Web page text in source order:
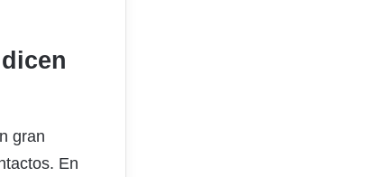
gran
En